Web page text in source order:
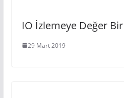
IO İzlemeye Değer Bir
29 Mart 2019